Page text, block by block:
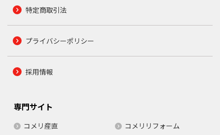
特定商取引法
プライバシーポリシー
採用情報
専門サイト
コメリ産直
コメリリフォーム